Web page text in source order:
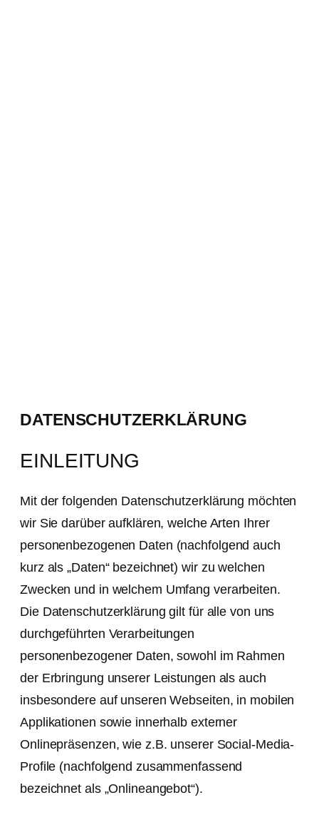
DATENSCHUTZERKLÄRUNG
EINLEITUNG
Mit der folgenden Datenschutzerklärung möchten
wir Sie darüber aufklären, welche Arten Ihrer
personenbezogenen Daten (nachfolgend auch
kurz als „Daten“ bezeichnet) wir zu welchen
Zwecken und in welchem Umfang verarbeiten.
Die Datenschutzerklärung gilt für alle von uns
durchgeführten Verarbeitungen
personenbezogener Daten, sowohl im Rahmen
der Erbringung unserer Leistungen als auch
insbesondere auf unseren Webseiten, in mobilen
Applikationen sowie innerhalb externer
Onlinepräsenzen, wie z.B. unserer Social-Media-
Profile (nachfolgend zusammenfassend
bezeichnet als „Onlineangebot“).